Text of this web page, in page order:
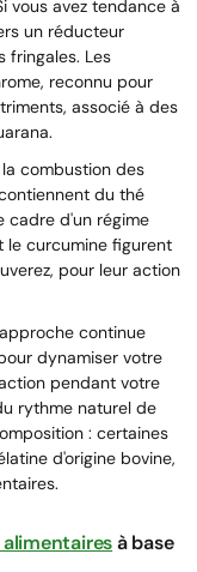
vous avez tendance à
un réducteur
fringales. Les
reconnu pour
associé à des
combustion des
du thé
cadre d'un régime
le curcumine figurent
pour leur action
continue
dynamiser votre
pendant votre
rythme naturel de
: certaines
d'origine bovine,
à base